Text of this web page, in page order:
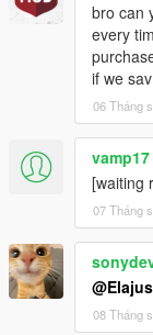
bro can
every
if we
06 Tháng
vamp17
[waiting
07 Tháng
08 Tháng